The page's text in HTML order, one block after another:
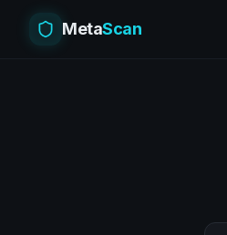
MetaScan